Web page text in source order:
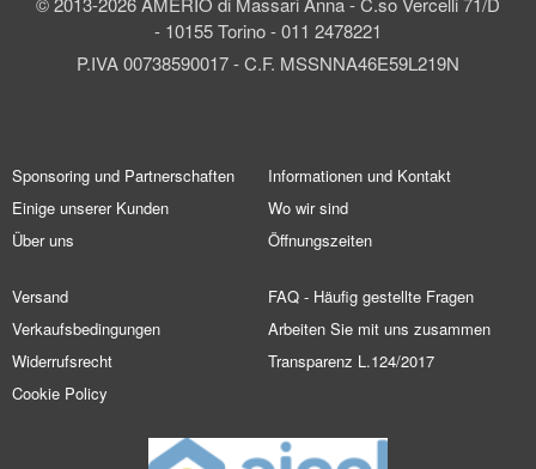
- 10155 Torino - 011 2478221
P.IVA 00738590017 - C.F. MSSNNA46E59L219N
Sponsoring und Partnerschaften
Einige unserer Kunden
Über uns
Informationen und Kontakt
Wo wir sind
Öffnungszeiten
Versand
Verkaufsbedingungen
Widerrufsrecht
Cookie Policy
FAQ - Häufig gestellte Fragen
Arbeiten Sie mit uns zusammen
Transparenz L.124/2017